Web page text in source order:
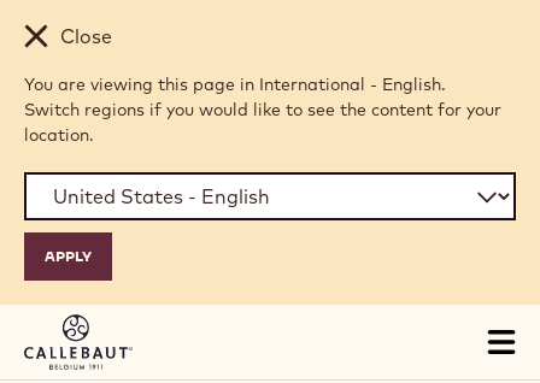
Skip to main content
Close
You are viewing this page in International - English.
Switch regions if you would like to see the content for your
location.